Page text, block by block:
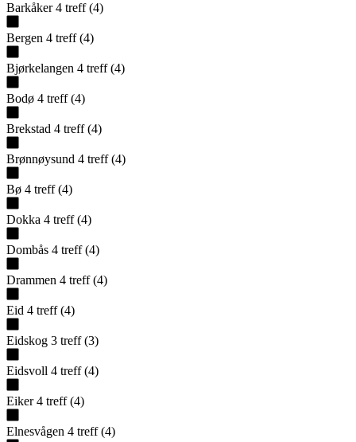
Barkåker 4 treff (4)
Bergen 4 treff (4)
Bjørkelangen 4 treff (4)
Bodø 4 treff (4)
Brekstad 4 treff (4)
Brønnøysund 4 treff (4)
Bø 4 treff (4)
Dokka 4 treff (4)
Dombås 4 treff (4)
Drammen 4 treff (4)
Eid 4 treff (4)
Eidskog 3 treff (3)
Eidsvoll 4 treff (4)
Eiker 4 treff (4)
Elnesvågen 4 treff (4)